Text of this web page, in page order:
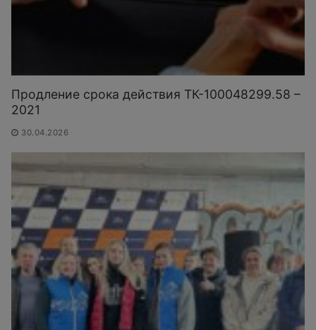
Продление срока действия ТК-100048299.58 –
2021
30.04.2026